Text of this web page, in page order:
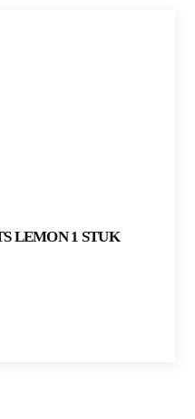
LEMON 1 STUK